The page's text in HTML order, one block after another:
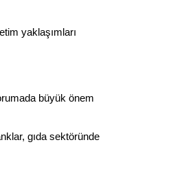
yaklaşımları
büyük önem
gıda sektöründe